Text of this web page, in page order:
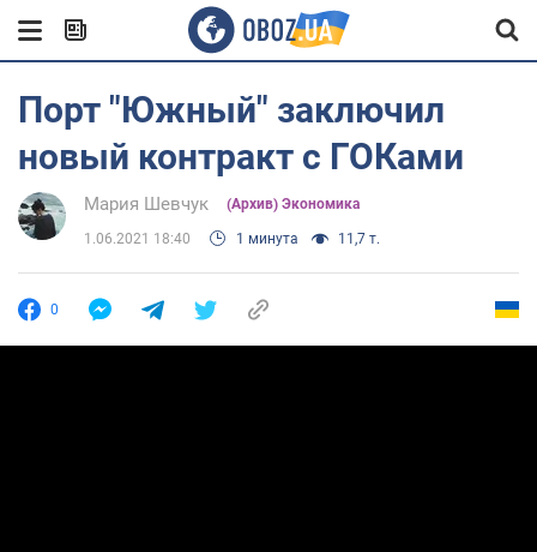
Порт "Южный" заключил
новый контракт с ГОКами
Мария Шевчук (Архив) Экономика
1.06.2021 18:40 1 минута 11,7 т.
0